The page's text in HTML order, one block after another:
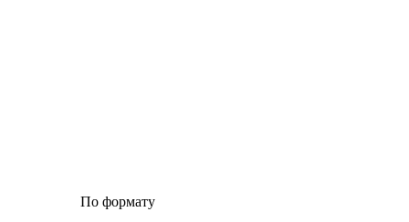
По формату